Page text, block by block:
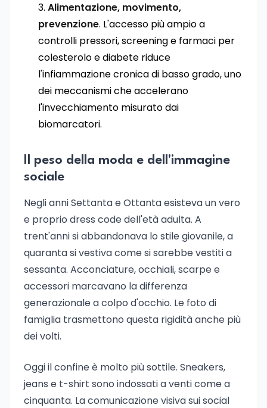
Alimentazione, movimento,
prevenzione. L'accesso più ampio a
controlli pressori, screening e farmaci per
colesterolo e diabete riduce
l'infiammazione cronica di basso grado, uno
dei meccanismi che accelerano
l'invecchiamento misurato dai
biomarcatori.
Il peso della moda e dell'immagine
sociale
Negli anni Settanta e Ottanta esisteva un vero
e proprio dress code dell'età adulta. A
trent'anni si abbandonava lo stile giovanile, a
quaranta si vestiva come si sarebbe vestiti a
sessanta. Acconciature, occhiali, scarpe e
accessori marcavano la differenza
generazionale a colpo d'occhio. Le foto di
famiglia trasmettono questa rigidità anche più
dei volti.
Oggi il confine è molto più sottile. Sneakers,
jeans e t-shirt sono indossati a venti come a
cinquanta. La comunicazione visiva sui social